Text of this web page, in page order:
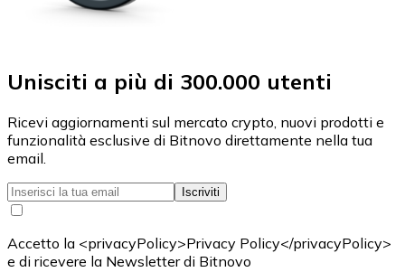
Unisciti a più di 300.000 utenti
Ricevi aggiornamenti sul mercato crypto, nuovi prodotti e
funzionalità esclusive di Bitnovo direttamente nella tua
email.
Iscriviti
Accetto la <privacyPolicy>Privacy Policy</privacyPolicy>
e di ricevere la Newsletter di Bitnovo